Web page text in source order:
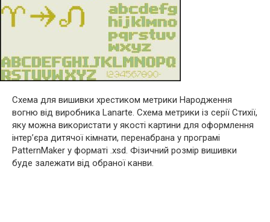
Схема для вишивки хрестиком метрики Народження
вогню від виробника Lanarte. Схема метрики із серії Стихії,
яку можна використати у якості картини для оформлення
інтер’єра дитячої кімнати, перенабрана у програмі
PatternMaker у форматі .xsd. Фізичний розмір вишивки
буде залежати від обраної канви.